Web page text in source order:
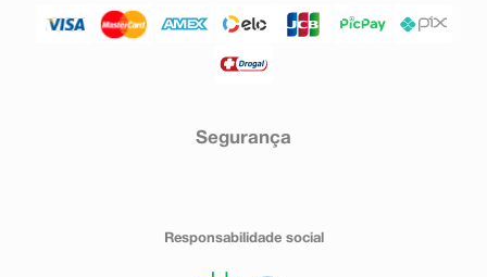
Segurança
Responsabilidade social